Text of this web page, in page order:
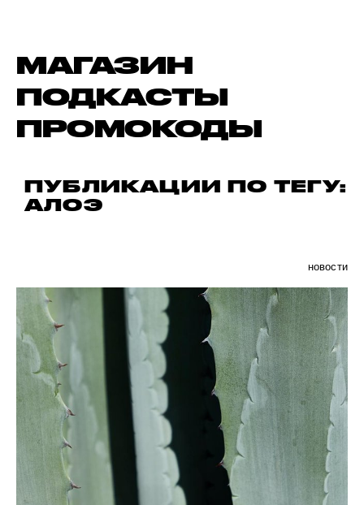
МАГАЗИН
ПОДКАСТЫ
ПРОМОКОДЫ
ПУБЛИКАЦИИ ПО ТЕГУ:
АЛОЭ
новости